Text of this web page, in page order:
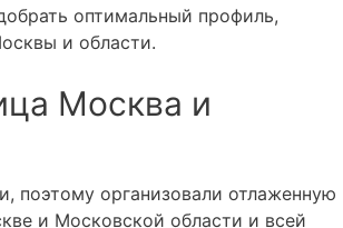
оптимальный профиль,
и области.
Москва и
поэтому организовали отлаженную
и Московской области и всей